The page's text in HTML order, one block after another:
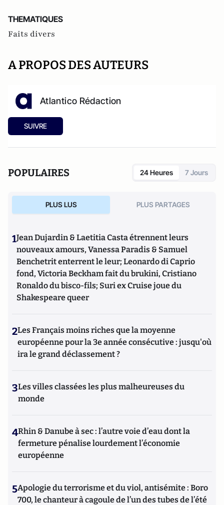
THEMATIQUES
Faits divers
A PROPOS DES AUTEURS
Atlantico Rédaction
SUIVRE
POPULAIRES 24 Heures 7 Jours
PLUS LUS PLUS PARTAGES
1Jean Dujardin & Laetitia Casta étrennent leurs
nouveaux amours, Vanessa Paradis & Samuel
Benchetrit enterrent le leur; Leonardo di Caprio
fond, Victoria Beckham fait du brukini, Cristiano
Ronaldo du bisco-fils; Suri ex Cruise joue du
Shakespeare queer
2Les Français moins riches que la moyenne
européenne pour la 3e année consécutive : jusqu'où
ira le grand déclassement ?
3Les villes classées les plus malheureuses du
monde
4Rhin & Danube à sec : l’autre voie d’eau dont la
fermeture pénalise lourdement l’économie
européenne
5Apologie du terrorisme et du viol, antisémite : Boro
700, le chanteur à cagoule de l’un des tubes de l’été